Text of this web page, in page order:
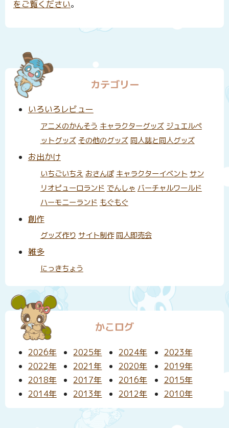
をご覧ください。
カテゴリー
いろいろレビュー
アニメのかんそう キャラクターグッズ ジュエルペ
ットグッズ その他のグッズ 同人誌と同人グッズ
お出かけ
いちごいちえ おさんぽ キャラクターイベント サン
リオピューロランド でんしゃ バーチャルワールド
ハーモニーランド もぐもぐ
創作
グッズ作り サイト制作 同人即売会
雑多
にっきちょう
かこログ
2026年 2025年 2024年
2023年
2022年
2021年 2020年
2019年
2018年
2017年 2016年
2015年
2014年
2013年 2012年 2010年